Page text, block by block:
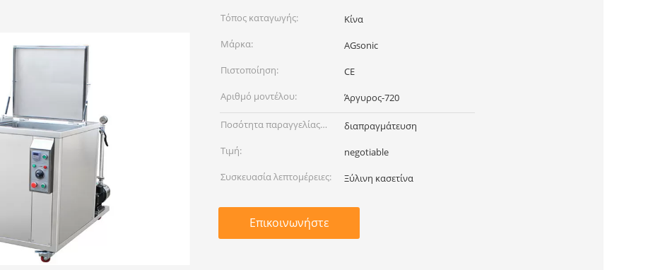
Τόπος καταγωγής:
Κίνα
Μάρκα:
AGsonic
Πιστοποίηση:
CE
Αριθμό μοντέλου:
Άργυρος-720
Ποσότητα παραγγελίας
min:
διαπραγμάτευση
Τιμή:
negotiable
Συσκευασία λεπτομέρειες:
Ξύλινη κασετίνα
Επικοινωνήστε